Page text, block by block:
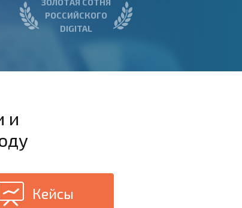
ЗОЛОТАЯ СОТНЯ
РОССИЙСКОГО
DIGITAL
и
Кейсы